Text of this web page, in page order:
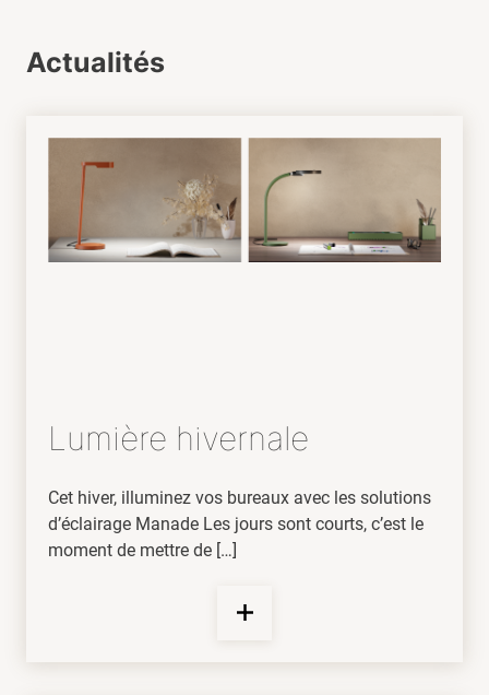
Actualités
Lumière hivernale
Cet hiver, illuminez vos bureaux avec les solutions
d’éclairage Manade Les jours sont courts, c’est le
moment de mettre de […]